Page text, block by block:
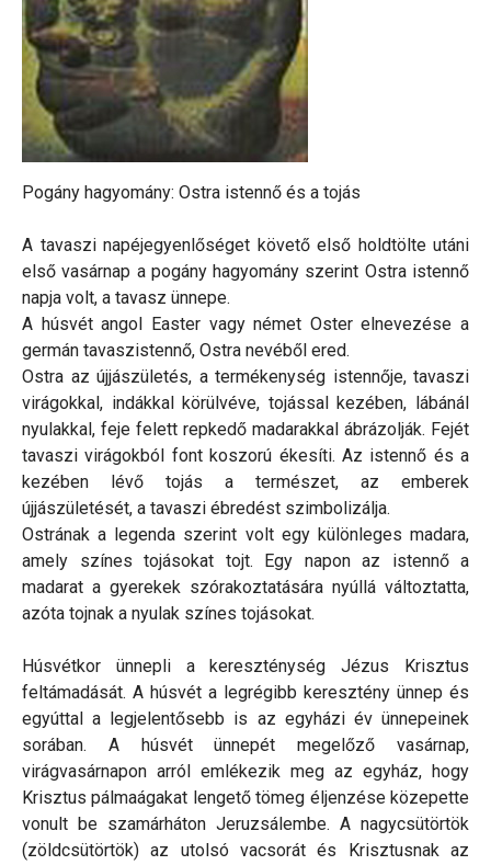
Pogány hagyomány: Ostra istennő és a tojás
A tavaszi napéjegyenlőséget követő első holdtölte utáni
első vasárnap a pogány hagyomány szerint Ostra istennő
napja volt, a tavasz ünnepe.
A húsvét angol Easter vagy német Oster elnevezése a
germán tavaszistennő, Ostra nevéből ered.
Ostra az újjászületés, a termékenység istennője, tavaszi
virágokkal, indákkal körülvéve, tojással kezében, lábánál
nyulakkal, feje felett repkedő madarakkal ábrázolják. Fejét
tavaszi virágokból font koszorú ékesíti. Az istennő és a
kezében lévő tojás a természet, az emberek
újjászületését, a tavaszi ébredést szimbolizálja.
Ostrának a legenda szerint volt egy különleges madara,
amely színes tojásokat tojt. Egy napon az istennő a
madarat a gyerekek szórakoztatására nyúllá változtatta,
azóta tojnak a nyulak színes tojásokat.
Húsvétkor ünnepli a kereszténység Jézus Krisztus
feltámadását. A húsvét a legrégibb keresztény ünnep és
egyúttal a legjelentősebb is az egyházi év ünnepeinek
sorában. A húsvét ünnepét megelőző vasárnap,
virágvasárnapon arról emlékezik meg az egyház, hogy
Krisztus pálmaágakat lengető tömeg éljenzése közepette
vonult be szamárháton Jeruzsálembe. A nagycsütörtök
(zöldcsütörtök) az utolsó vacsorát és Krisztusnak az